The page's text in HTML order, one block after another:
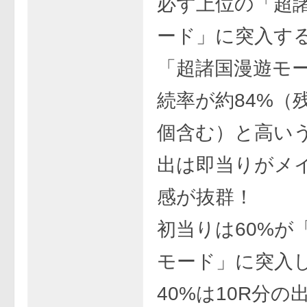
ード」に突入す
「超諸国漫遊モ
続率が約84%（
個含む）と高い
出は即当りがメ
感が抜群！
初当りは60%が
モード」に突入
40%は10R分の